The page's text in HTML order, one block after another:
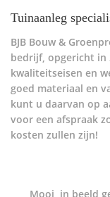
Tuinaanleg
BJB Bouw &
bedrijf, opgericht in
kwaliteitseisen en
goed materiaal en
kunt u daarvan op
voor een afspraak
kosten zullen zijn!
Mooi in beeld